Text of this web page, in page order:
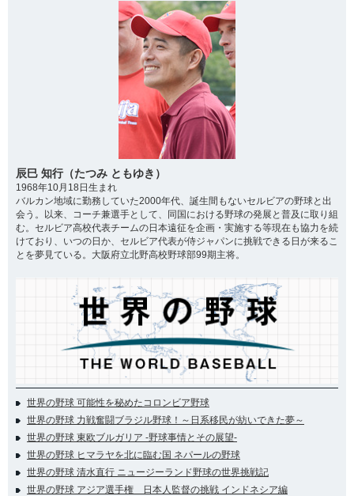
辰巳 知行（たつみ ともゆき）
1968年10月18日生まれ
バルカン地域に勤務していた2000年代、誕生間もないセルビアの野球と出
会う。以来、コーチ兼選手として、同国における野球の発展と普及に取り組
む。セルビア高校代表チームの日本遠征を企画・実施する等現在も協力を続
けており、いつの日か、セルビア代表が侍ジャパンに挑戦できる日が来るこ
とを夢見ている。大阪府立北野高校野球部99期主将。
世界の野球 可能性を秘めたコロンビア野球
世界の野球 力戦奮闘ブラジル野球！～日系移民が紡いできた夢～
世界の野球 東欧ブルガリア -野球事情とその展望-
世界の野球 ヒマラヤを北に臨む国 ネパールの野球
世界の野球 清水直行 ニュージーランド野球の世界挑戦記
世界の野球 アジア選手権 日本人監督の挑戦 インドネシア編